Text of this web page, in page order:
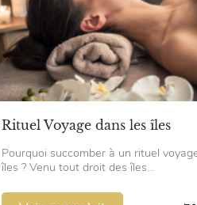
Rituel Voyage dans les îles
Pourquoi succomber à un rituel
îles ? Venu tout droit des îles…